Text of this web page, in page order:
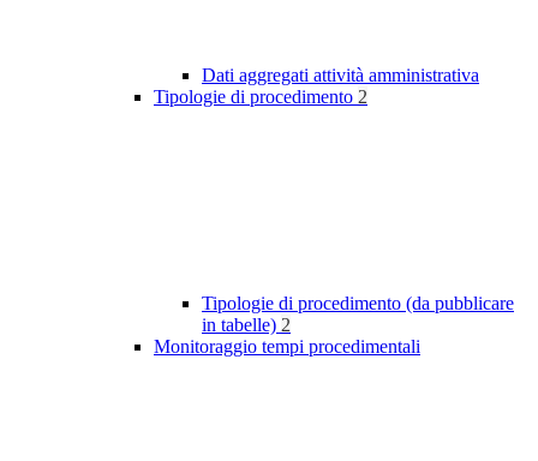
Dati aggregati attività amministrativa
Tipologie di procedimento 2
Tipologie di procedimento (da pubblicare
in tabelle) 2
Monitoraggio tempi procedimentali